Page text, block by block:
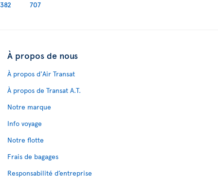
382
707
À propos de nous
À propos d'Air Transat
À propos de Transat A.T.
Notre marque
Info voyage
Notre flotte
Frais de bagages
Responsabilité d’entreprise